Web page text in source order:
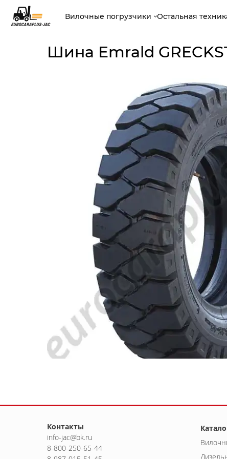
Вилочные погрузчики Остальная
Шина Emrald
Контакты
info-jac@bk.ru
8-800-250-65-44